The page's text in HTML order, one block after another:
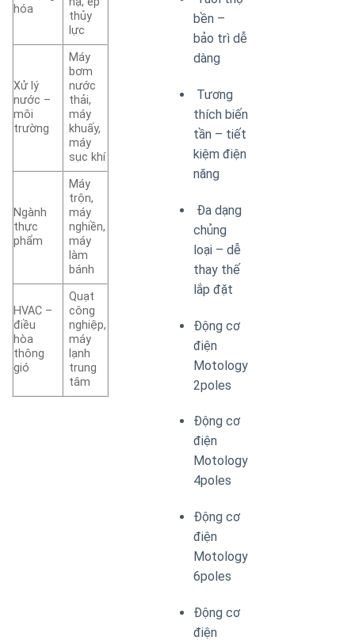
hóa
thủy
lực
Xử lý
nước –
môi
trường
Máy
bơm
nước
thải,
máy
khuấy,
máy
sục khí
Ngành
thực
phẩm
Máy
trộn,
máy
nghiền,
máy
làm
bánh
HVAC –
điều
hòa
thông
gió
Quạt
công
nghiệp,
máy
lạnh
trung
tâm
bền –
bảo trì dễ
dàng
Tương
thích biến
tần – tiết
kiệm điện
năng
Đa dạng
chủng
loại – dễ
thay thế
lắp đặt
Động cơ
điện
Motology
2poles
Động cơ
điện
Motology
4poles
Động cơ
điện
Motology
6poles
Động cơ
điện